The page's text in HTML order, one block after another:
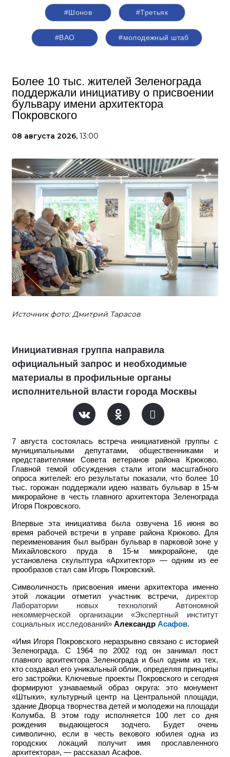
#Шонов #Третьяк
#ВАО #молодежный штаб
Более 10 тыс. жителей Зеленограда
поддержали инициативу о присвоении
бульвару имени архитектора
Покровского
08 августа 2026, 13:00
Источник фото: Дмитрий Тарасов
Инициативная группа направила
официальный запрос и необходимые
материалы в профильные органы
исполнительной власти города Москвы
7 августа состоялась встреча инициативной группы с
муниципальными депутатами, общественниками и
представителями Совета ветеранов района Крюково.
Главной темой обсуждения стали итоги масштабного
опроса жителей: его результаты показали, что более 10
тыс. горожан поддержали идею назвать бульвар в 15-м
микрорайоне в честь главного архитектора Зеленограда
Игоря Покровского.
Впервые эта инициатива была озвучена 16 июня во
время рабочей встречи в управе района Крюково. Для
переименования был выбран бульвар в парковой зоне у
Михайловского пруда в 15-м микрорайоне, где
установлена скульптура «Архитектор» — одним из ее
прообразов стал сам Игорь Покровский.
Символичность присвоения имени архитектора именно
этой локации отметил участник встречи, директор
Лаборатории новых технологий Автономной
некоммерческой организации «Экспертный институт
социальных исследований» Александр Асафов.
«Имя Игоря Покровского неразрывно связано с историей
Зеленограда. С 1964 по 2002 год он занимал пост
главного архитектора Зеленограда и был одним из тех,
кто создавал его уникальный облик, определяя принципы
его застройки. Ключевые проекты Покровского и сегодня
формируют узнаваемый образ округа: это монумент
«Штыки», культурный центр на Центральной площади,
здание Дворца творчества детей и молодежи на площади
Колумба. В этом году исполняется 100 лет со дня
рождения выдающегося зодчего. Будет очень
символично, если в честь векового юбилея одна из
городских локаций получит имя прославленного
архитектора», — рассказал Асафов.